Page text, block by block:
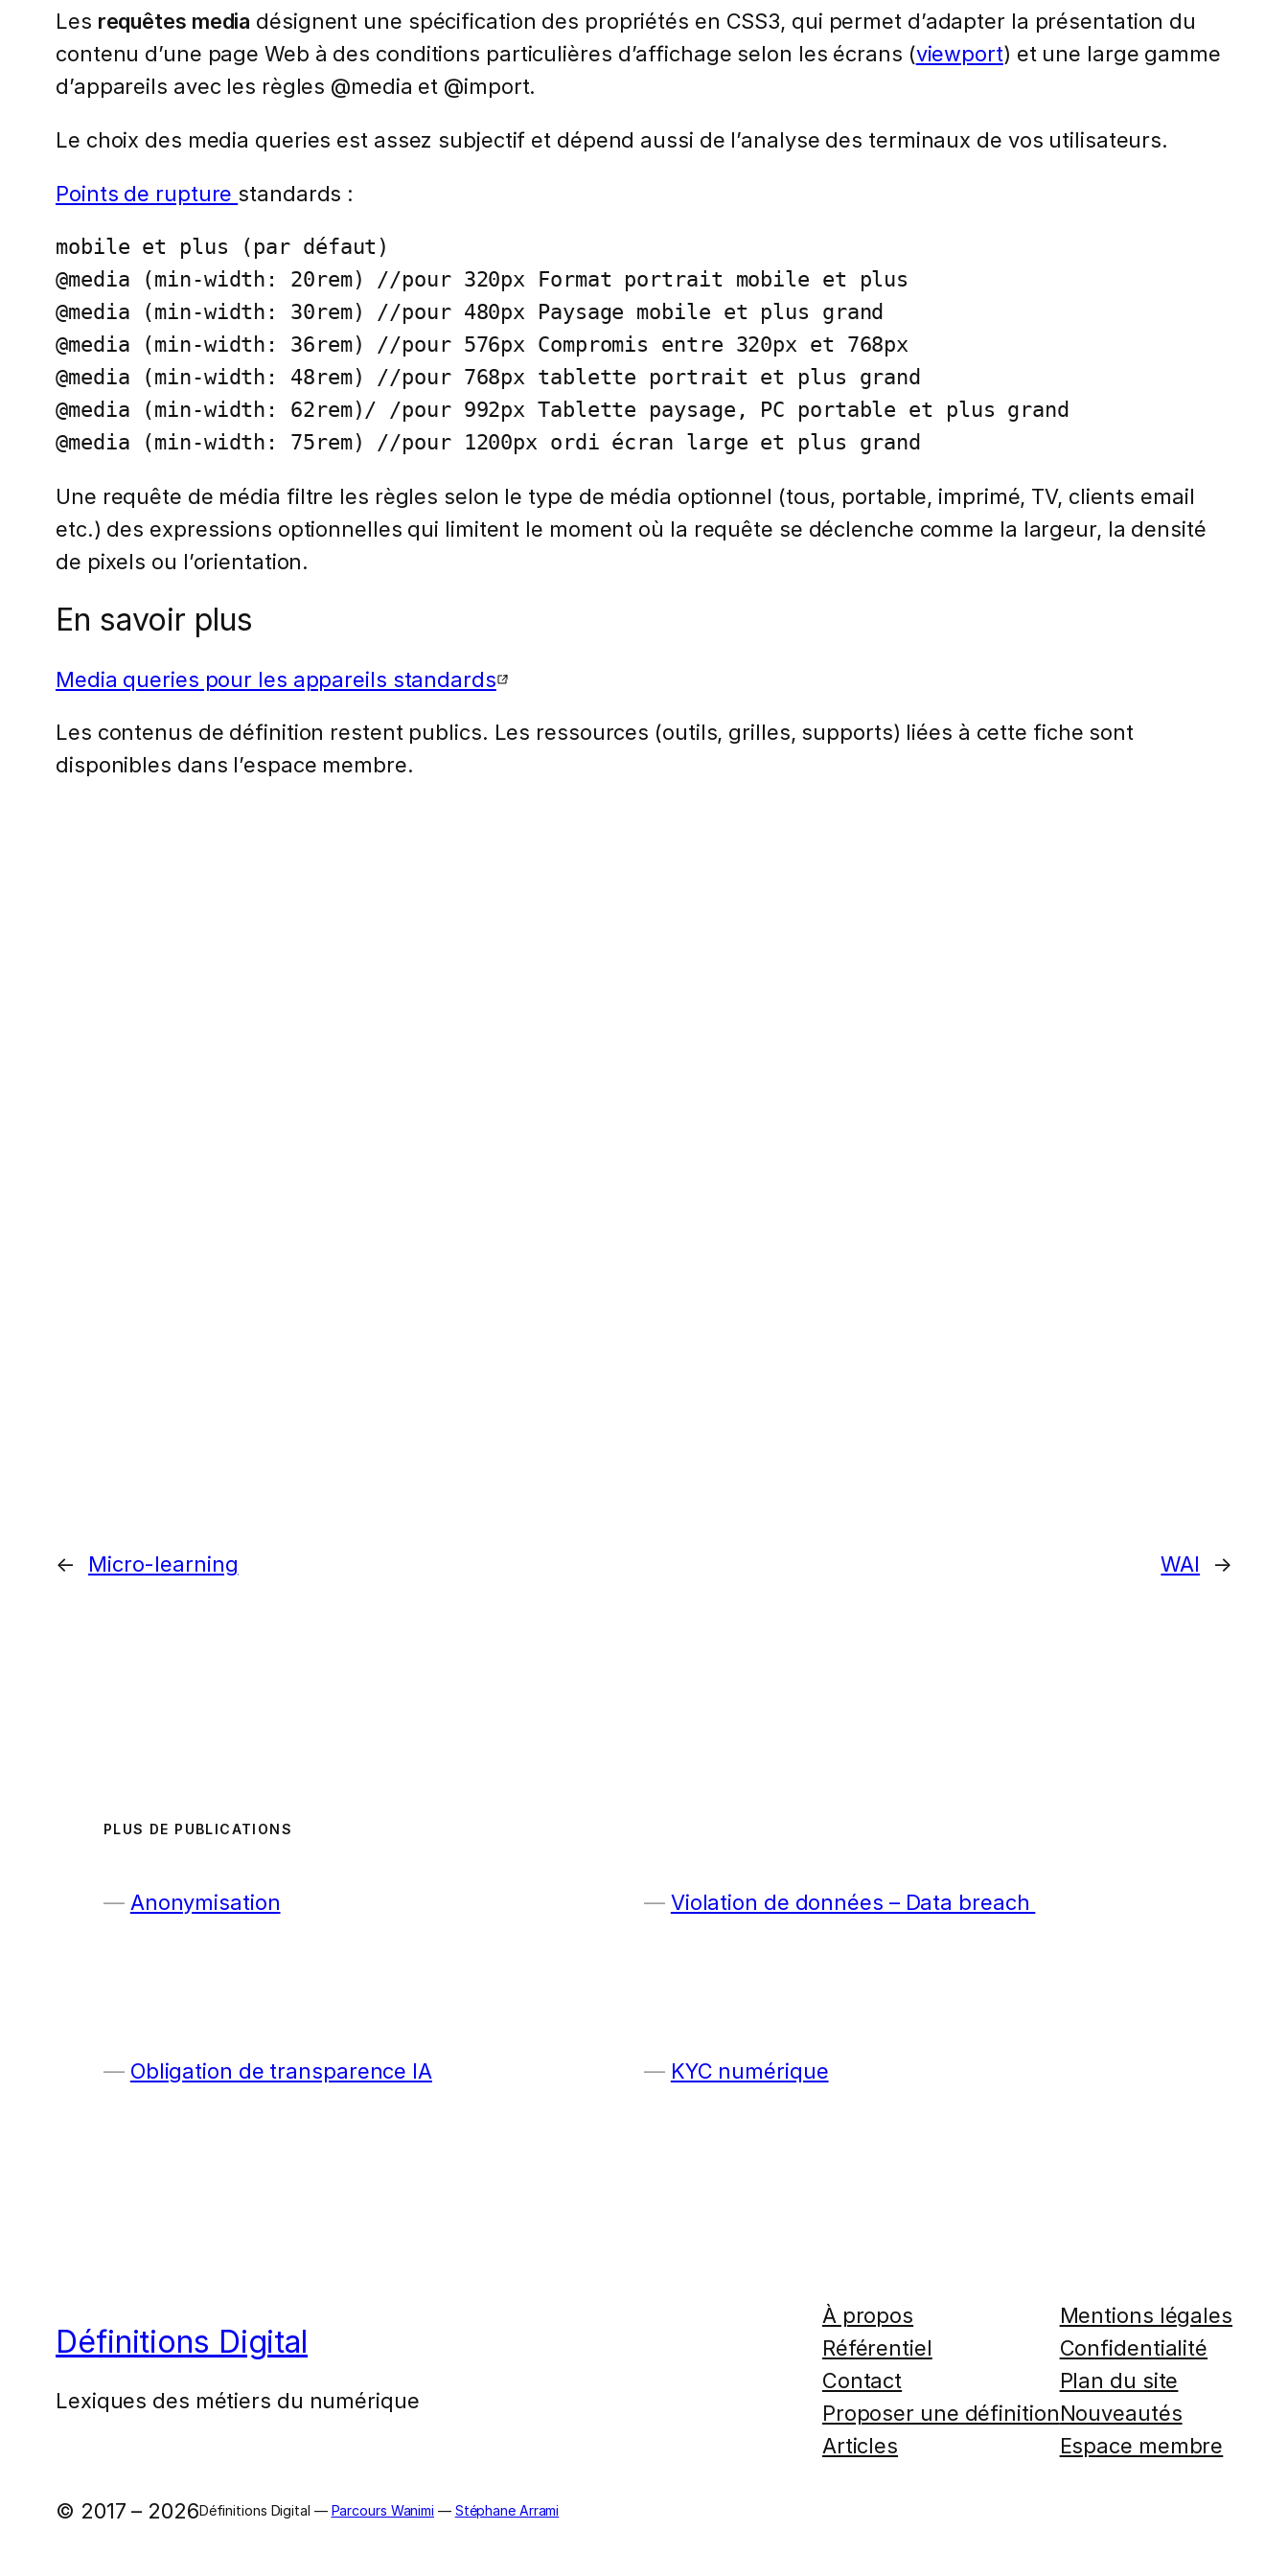
Les requêtes media désignent une spécification des propriétés en CSS3, qui permet d’adapter la présentation du
contenu d’une page Web à des conditions particulières d’affichage selon les écrans (viewport) et une large gamme
d’appareils avec les règles @media et @import.
Le choix des media queries est assez subjectif et dépend aussi de l’analyse des terminaux de vos utilisateurs.
Points de rupture standards :
mobile et plus (par défaut)
@media (min-width: 20rem) //pour 320px Format portrait mobile et plus
@media (min-width: 30rem) //pour 480px Paysage mobile et plus grand
@media (min-width: 36rem) //pour 576px Compromis entre 320px et 768px
@media (min-width: 48rem) //pour 768px tablette portrait et plus grand
@media (min-width: 62rem)/ /pour 992px Tablette paysage, PC portable et plus grand
@media (min-width: 75rem) //pour 1200px ordi écran large et plus grand
Une requête de média filtre les règles selon le type de média optionnel (tous, portable, imprimé, TV, clients email
etc.) des expressions optionnelles qui limitent le moment où la requête se déclenche comme la largeur, la densité
de pixels ou l’orientation.
En savoir plus
Media queries pour les appareils standards
Les contenus de définition restent publics. Les ressources (outils, grilles, supports) liées à cette fiche sont
disponibles dans l’espace membre.
← Micro-learning WAI →
PLUS DE PUBLICATIONS
Anonymisation Violation de données – Data breach
Obligation de transparence IA KYC numérique
Définitions Digital
Lexiques des métiers du numérique
À propos
Référentiel
Contact
Proposer une définition
Articles
Mentions légales
Confidentialité
Plan du site
Nouveautés
Espace membre
© 2017 – 2026Définitions Digital — Parcours Wanimi — Stéphane Arrami